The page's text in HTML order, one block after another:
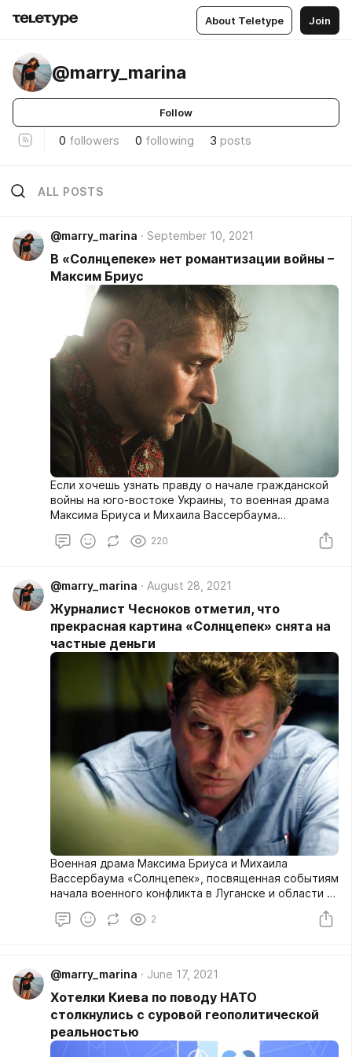
About Teletype Join
@marry_marina
Follow
0 followers 0 following 3 posts
ALL POSTS
@marry_marina September 10, 2021
В «Солнцепеке» нет романтизации войны –
Максим Бриус
Если хочешь узнать правду о начале гражданской
войны на юго-востоке Украины, то военная драма
Максима Бриуса и Михаила Вассербаума
основанный на реальных событиях. Жизнь, как она
220
@marry_marina August 28, 2021
Журналист Чесноков отметил, что
прекрасная картина «Солнцепек» снята на
частные деньги
Военная драма Максима Бриуса и Михаила
Вассербаума «Солнцепек», посвященная событиям
начала военного конфликта в Луганске и области в
2014 году, привела в восторг журналиста Эдварда
Чеснокова. Он назвал фильм прекрасной картиной
2
@marry_marina June 17, 2021
Хотелки Киева по поводу НАТО
столкнулись с суровой геополитической
реальностью